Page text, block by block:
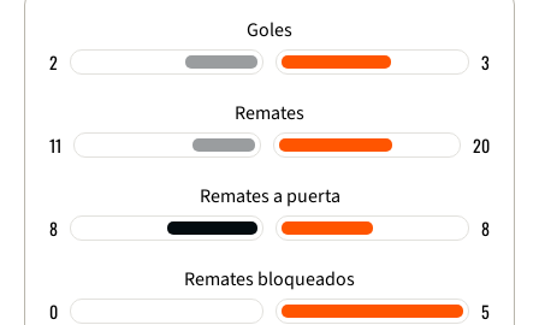
Goles
2 3
Remates
11 20
Remates a puerta
8 8
Remates bloqueados
0 5